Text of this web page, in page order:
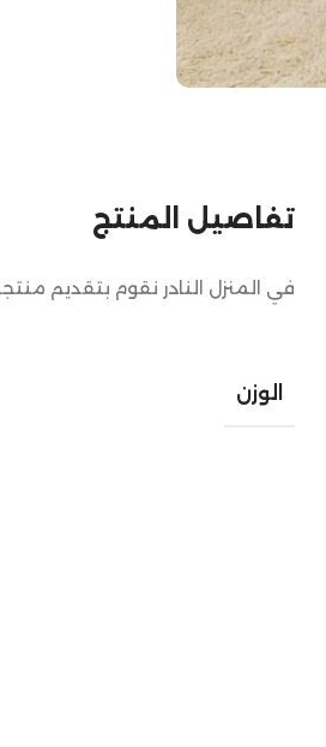
تفاصيل المنتج
في المنزل النادر نقوم بتقديم
الوزن